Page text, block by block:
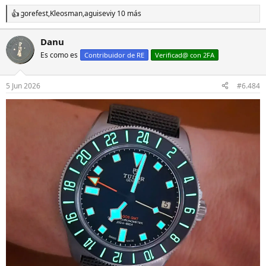
R
e
a
c
c
o
n
e
gorefest,Kleosman,aguiseviy 10 más
Danu
Es como es Contribuidor de RE Verificad@ con 2FA
5 Jun 2026 #6.484